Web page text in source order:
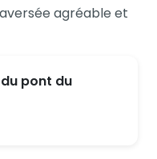
agréable et
du pont du